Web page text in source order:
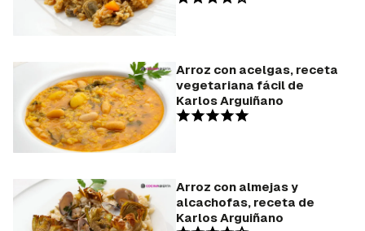
Arroz con acelgas, receta
vegetariana fácil de
Karlos Arguiñano
Arroz con almejas y
alcachofas, receta de
Karlos Arguiñano